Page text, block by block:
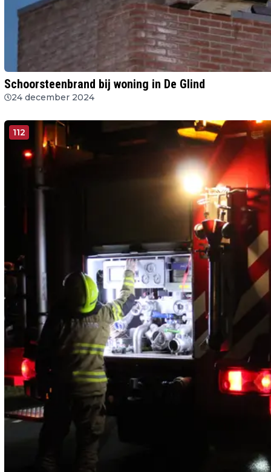
Schoorsteenbrand bij woning in De Glind
24 december 2024
112